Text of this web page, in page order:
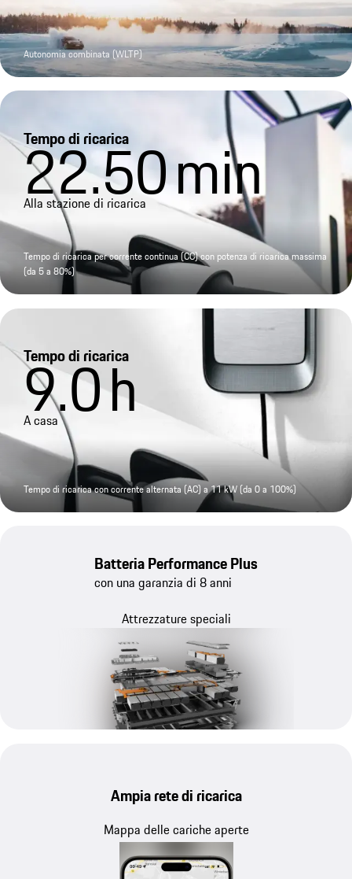
Autonomia combinata (WLTP)
Tempo di ricarica
22.50min
Alla stazione di ricarica
Tempo di ricarica per corrente continua (CC) con potenza di ricarica massima
(da 5 a 80%)
Tempo di ricarica
9.0h
A casa
Tempo di ricarica con corrente alternata (AC) a 11 kW (da 0 a 100%)
Batteria Performance Plus
con una garanzia di 8 anni
Attrezzature speciali
Ampia rete di ricarica
Mappa delle cariche aperte